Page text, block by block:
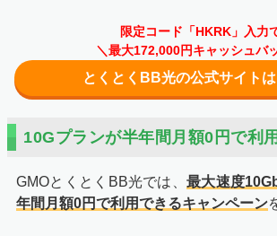
限定コード「HKRK」入力
＼最大172,000円キャッシュバ
とくとくBB光の公式サイト
10Gプランが半年間月額0円で利
GMOとくとくBB光では、 最大速度
年間月額0円で利用できるキャンペーン